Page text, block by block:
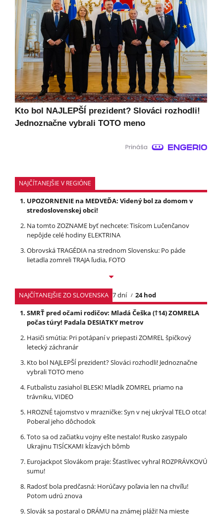
Kto bol NAJLEPŠÍ prezident? Slováci rozhodli!
Jednoznačne vybrali TOTO meno
NAJČÍTANEJŠIE V REGIÓNE
UPOZORNENIE na MEDVEĎA: Videný bol za domom v
stredoslovenskej obci!
Na tomto ZOZNAME byť nechcete: Tisícom Lučenčanov
nepôjde celé hodiny ELEKTRINA
Obrovská TRAGÉDIA na strednom Slovensku: Po páde
lietadla zomreli TRAJA ľudia, FOTO
NAJČÍTANEJŠIE ZO SLOVENSKA 7 dní
24 hod
SMRŤ pred očami rodičov: Mladá Češka (†14) ZOMRELA
počas túry! Padala DESIATKY metrov
Hasiči smútia: Pri potápaní v priepasti ZOMREL špičkový
letecký záchranár
Kto bol NAJLEPŠÍ prezident? Slováci rozhodli! Jednoznačne
vybrali TOTO meno
Futbalistu zasiahol BLESK! Mladík ZOMREL priamo na
trávniku, VIDEO
HROZNÉ tajomstvo v mrazničke: Syn v nej ukrýval TELO otca!
Poberal jeho dôchodok
Toto sa od začiatku vojny ešte nestalo! Rusko zasypalo
Ukrajinu TISÍCKAMI kĺzavých bômb
Eurojackpot Slovákom praje: Šťastlivec vyhral ROZPRÁVKOVÚ
sumu!
Radosť bola predčasná: Horúčavy poľavia len na chvíľu!
Potom udrú znova
Slovák sa postaral o DRÁMU na známej pláži! Na mieste